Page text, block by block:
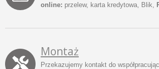
online: przelew, karta kredytowa, Blik,
Montaż
Przekazujemy kontakt do